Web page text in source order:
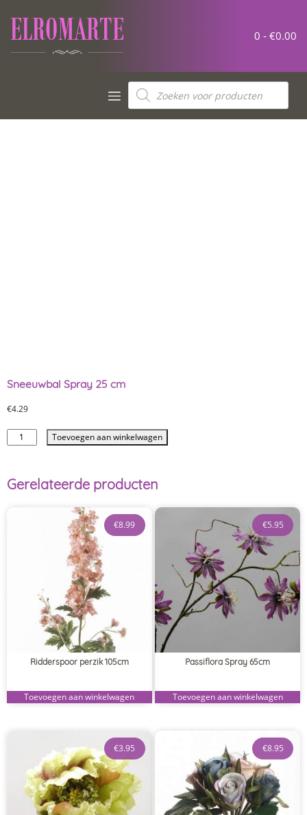
0 - €0.00
Sneeuwbal Spray 25 cm
€4.29
Toevoegen aan winkelwagen
Gerelateerde producten
Ridderspoor perzik 105cm
€8.99
Toevoegen aan winkelwagen
Passiflora Spray 65cm
€5.95
Toevoegen aan winkelwagen
€3.95 €8.95